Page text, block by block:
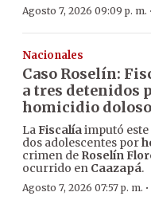
Agosto 7, 2026 09:09 p. m. ·
Nacionales
Caso Roselín:
a tres detenidos
homicidio doloso
LaFiscalíaimputó este
dos adolescentes por
crimen de Roselín
ocurrido en Caazapá.
Agosto 7, 2026 07:57 p. m. ·